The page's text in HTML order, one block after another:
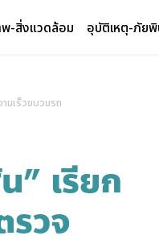
-สิ่งแวดล้อม อุบัติเหตุ-ภัย
มเร็วขบวนรถ
” เรียก
รวจ